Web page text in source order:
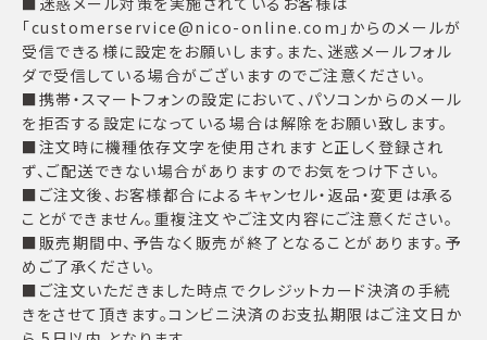
「customerservice@nico-online.com」からのメールが
受信できる様に設定をお願いします。また、迷惑メールフォル
ダで受信している場合がございますのでご注意ください。
■携帯・スマートフォンの設定において、パソコンからのメール
を拒否する設定になっている場合は解除をお願い致します。
■注文時に機種依存文字を使用されますと正しく登録され
ず、ご配送できない場合がありますのでお気をつけ下さい。
■ご注文後、お客様都合によるキャンセル・返品・変更は承る
ことができません。重複注文やご注文内容にご注意ください。
■販売期間中、予告なく販売が終了となることがあります。予
めご了承ください。
■ご注文いただきました時点でクレジットカード決済の手続
きをさせて頂きます。コンビニ決済のお支払期限はご注文日か